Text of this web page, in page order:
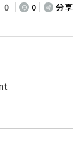
0 0 分享